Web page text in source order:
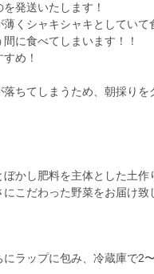
発送いたします！
薄くシャキシャキとしていて
に食べてしまいます！！
め！
ちてしまうため、朝採りを
かし肥料を主体とした土作
こだわった野菜をお届け致
ラップに包み、冷蔵庫で2